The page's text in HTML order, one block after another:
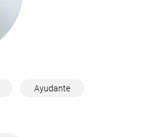
Ayudante